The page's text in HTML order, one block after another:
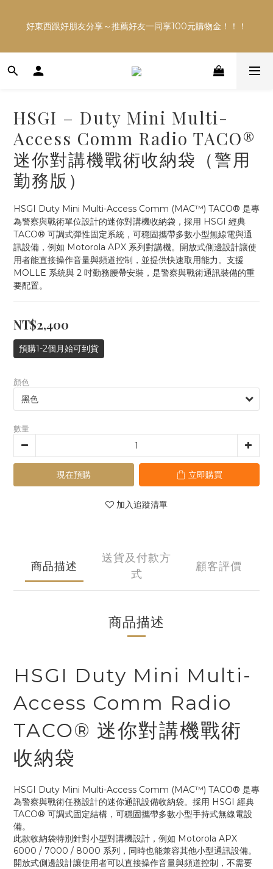
認現貨數量，以避免空等。
好東西跟好朋友分享～推薦好友一同享100元購物金！！！
多平台銷售，商品資訊及數量恐不即時，購買前可與小編確
HSGI – Duty Mini Multi-
Access Comm Radio TACO®
迷你對講機戰術收納袋（警用
勤務版）
HSGI Duty Mini Multi-Access Comm (MAC™) TACO® 是專
為警察與戰術單位設計的迷你對講機收納袋，採用 HSGI 經典
TACO® 可調式彈性固定系統，可穩固攜帶多數小型無線電與通
訊設備，例如 Motorola APX 系列對講機。開放式側邊設計讓使
用者能直接操作音量與頻道控制，並提供快速取用能力。支援
MOLLE 系統與 2 吋勤務腰帶安裝，是警察與戰術通訊裝備的重
要配置。
NT$2,400
預購1-2個月始可到貨
顏色
數量
現在預購 立即購買
加入追蹤清單
商品描述
送貨及付款方
式
顧客評價
商品描述
HSGI Duty Mini Multi-
Access Comm Radio
TACO® 迷你對講機戰術
收納袋
HSGI Duty Mini Multi-Access Comm (MAC™) TACO® 是專
為警察與戰術任務設計的迷你通訊設備收納袋。採用 HSGI 經典
TACO® 可調式固定結構，可穩固攜帶多數小型手持式無線電設
備。
此款收納袋特別針對小型對講機設計，例如 Motorola APX
6000 / 7000 / 8000 系列，同時也能兼容其他小型通訊設備。
開放式側邊設計讓使用者可以直接操作音量與頻道控制，不需要